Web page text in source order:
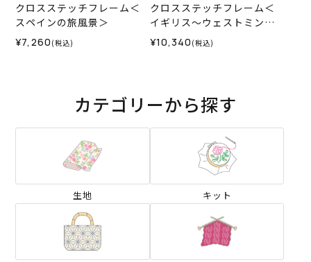
クロスステッチフレーム＜
スペインの旅風景＞
¥7,260 (税込)
クロスステッチフレーム＜
イギリス～ウェストミンス
ター宮殿～＞
¥10,340 (税込)
カテゴリーから探す
生地 キット